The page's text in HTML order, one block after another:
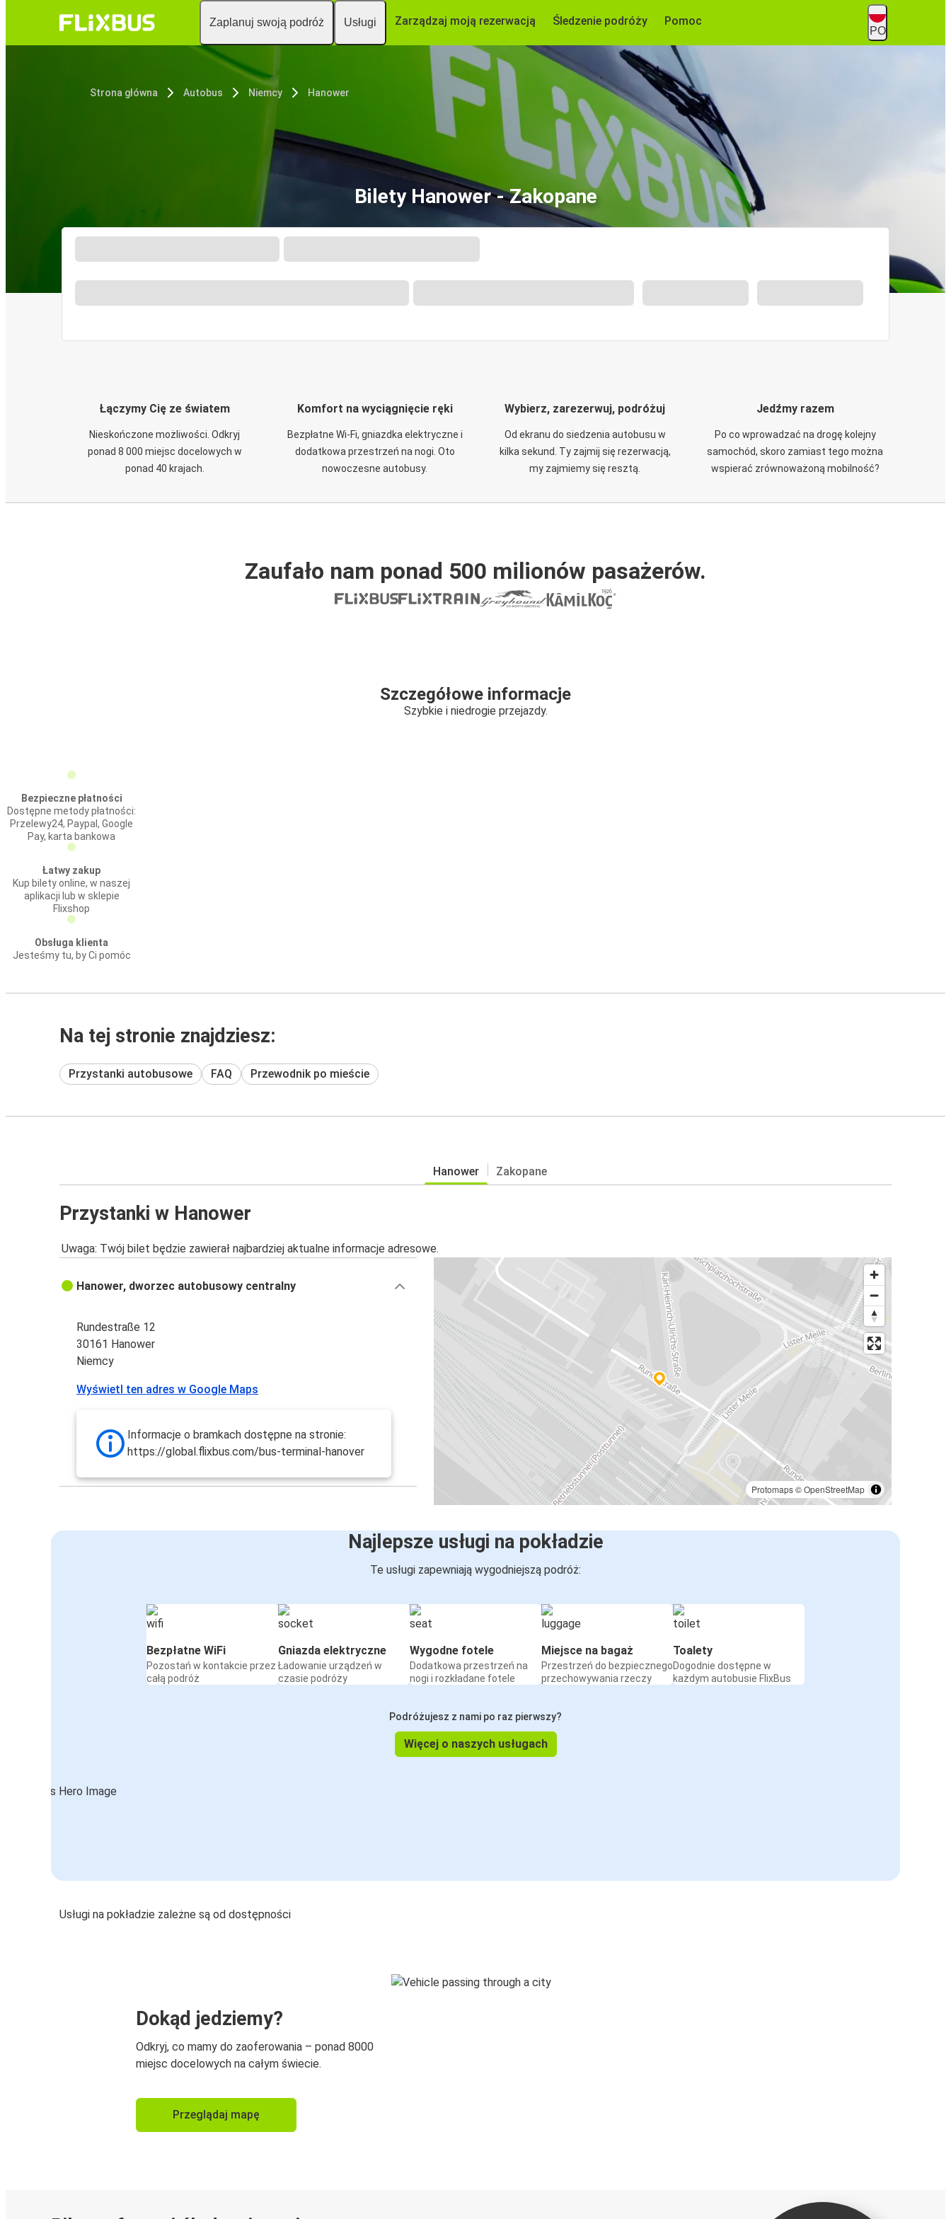
Zaplanuj swoją podróż Usługi Zarządzaj moją rezerwacją Śledzenie podróży Pomoc
PO
Strona główna Autobus Niemcy Hanower
Bilety Hanower - Zakopane
Łączymy Cię ze światem
Nieskończone możliwości. Odkryj
ponad 8 000 miejsc docelowych w
ponad 40 krajach.
Komfort na wyciągnięcie ręki
Bezpłatne Wi-Fi, gniazdka elektryczne i
dodatkowa przestrzeń na nogi. Oto
nowoczesne autobusy.
Wybierz, zarezerwuj, podróżuj
Od ekranu do siedzenia autobusu w
kilka sekund. Ty zajmij się rezerwacją,
my zajmiemy się resztą.
Jedźmy razem
Po co wprowadzać na drogę kolejny
samochód, skoro zamiast tego można
wspierać zrównoważoną mobilność?
Zaufało nam ponad 500 milionów pasażerów.
Szczegółowe informacje
Szybkie i niedrogie przejazdy.
Bezpieczne płatności
Dostępne metody płatności:
Przelewy24, Paypal, Google
Pay, karta bankowa
Łatwy zakup
Kup bilety online, w naszej
aplikacji lub w sklepie
Flixshop
Obsługa klienta
Jesteśmy tu, by Ci pomóc
Na tej stronie znajdziesz:
Przystanki autobusowe FAQ Przewodnik po mieście
Hanower Zakopane
Przystanki w Hanower
Uwaga: Twój bilet będzie zawierał najbardziej aktualne informacje adresowe.
Protomaps©OpenStreetMap
Hanower, dworzec autobusowy centralny
Rundestraße 12
30161 Hanower
Niemcy
Wyświetl ten adres w Google Maps
Informacje o bramkach dostępne na stronie:
https://global.flixbus.com/bus-terminal-hanover
Najlepsze usługi na pokładzie
Te usługi zapewniają wygodniejszą podróż:
Bezpłatne WiFi
Pozostań w kontakcie przez
całą podróż
Gniazda elektryczne
Ładowanie urządzeń w
czasie podróży
Wygodne fotele
Dodatkowa przestrzeń na
nogi i rozkładane fotele
Miejsce na bagaż
Przestrzeń do bezpiecznego
przechowywania rzeczy
Toalety
Dogodnie dostępne w
każdym autobusie FlixBus
Podróżujesz z nami po raz pierwszy?
Więcej o naszych usługach
Usługi na pokładzie zależne są od dostępności
Dokąd jedziemy?
Odkryj, co mamy do zaoferowania – ponad 8000
miejsc docelowych na całym świecie.
Przeglądaj mapę